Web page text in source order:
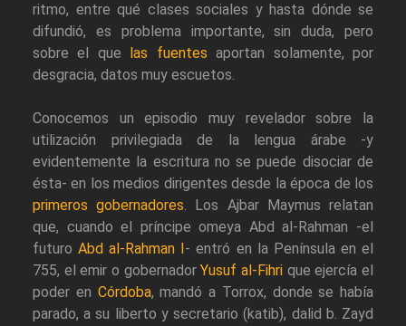
ritmo, entre qué clases sociales y hasta dónde se
difundió, es problema importante, sin duda, pero
sobre el que
las fuentes aportan solamente, por
desgracia, datos muy escuetos.
Conocemos un episodio muy revelador sobre la
utilización privilegiada de la lengua árabe -y
evidentemente la escritura no se puede disociar de
ésta- en los medios dirigentes desde la época de los
primeros gobernadores. Los Ajbar Maymus relatan
que, cuando el príncipe omeya Abd al-Rahman -el
futuroAbd al-Rahman I - entró en la Península en el
755, el emir o gobernadorYusuf al-Fihri que ejercía el
poder en Córdoba, mandó a Torrox, donde se había
parado, a su liberto y secretario (katib), dalid b. Zayd